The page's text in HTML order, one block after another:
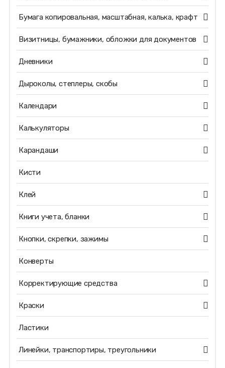
Бумага копировальная, масштабная, калька, крафт
Визитницы, бумажники, обложки для документов
Дневники
Дыроколы, степлеры, скобы
Календари
Калькуляторы
Карандаши
Кисти
Клей
Книги учета, бланки
Кнопки, скрепки, зажимы
Конверты
Корректирующие средства
Краски
Ластики
Линейки, транспортиры, треугольники